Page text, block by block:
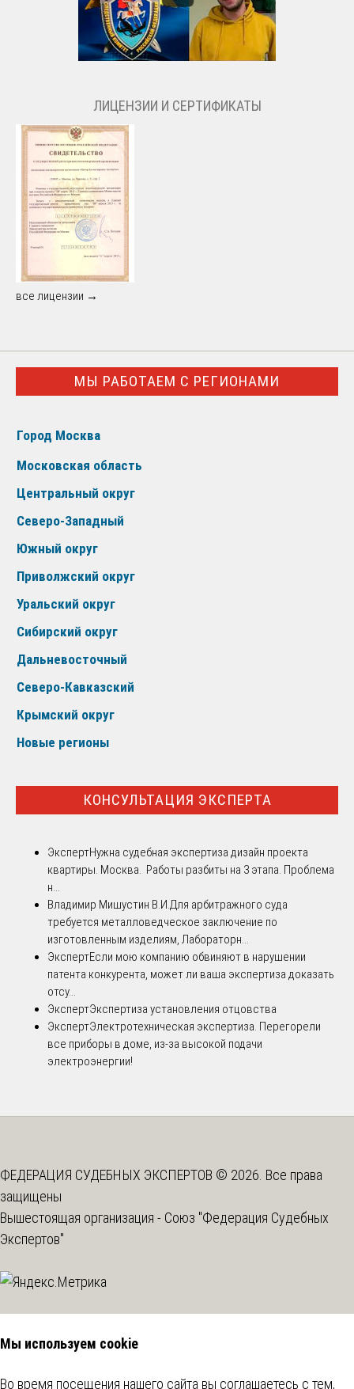
ЛИЦЕНЗИИ И СЕРТИФИКАТЫ
все лицензии →
МЫ РАБОТАЕМ С РЕГИОНАМИ
Город Москва
Московская область
Центральный округ
Северо-Западный
Южный округ
Приволжский округ
Уральский округ
Сибирский округ
Дальневосточный
Северо-Кавказский
Крымский округ
Новые регионы
КОНСУЛЬТАЦИЯ ЭКСПЕРТА
ЭкспертНужна судебная экспертиза дизайн проекта
квартиры. Москва. Работы разбиты на 3 этапа. Проблема
н...
Владимир Мишустин В.И.Для арбитражного суда
требуется металловедческое заключение по
изготовленным изделиям, Лабораторн...
ЭкспертЕсли мою компанию обвиняют в нарушении
патента конкурента, может ли ваша экспертиза доказать
отсу...
ЭкспертЭкспертиза установления отцовства
ЭкспертЭлектротехническая экспертиза. Перегорели
все приборы в доме, из-за высокой подачи
электроэнергии!
ФЕДЕРАЦИЯ СУДЕБНЫХ ЭКСПЕРТОВ © 2026. Все права
защищены
Вышестоящая организация - Союз "Федерация Судебных
Экспертов"
Мы используем cookie
Во время посещения нашего сайта вы соглашаетесь с тем,